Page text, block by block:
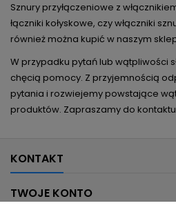
Sznury przyłączeniowe z
łączniki kołyskowe, czy włączniki
również można kupić w naszym
W przypadku pytań lub wątpliwości
chęcią pomocy. Z przyjemnością
pytania i rozwiejemy powstające
produktów. Zapraszamy do
KONTAKT
TWOJE KONTO